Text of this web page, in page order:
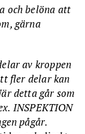
och belöna att
gärna
av kroppen
fler delar kan
detta går som
INSPEKTION
pågår.